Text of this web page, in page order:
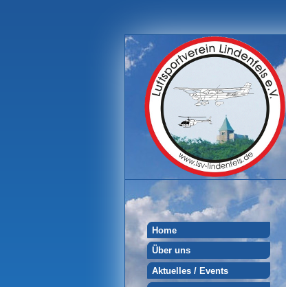
Home
Über uns
Aktuelles / Events